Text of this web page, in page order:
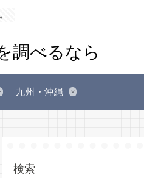
九州・沖縄
検索